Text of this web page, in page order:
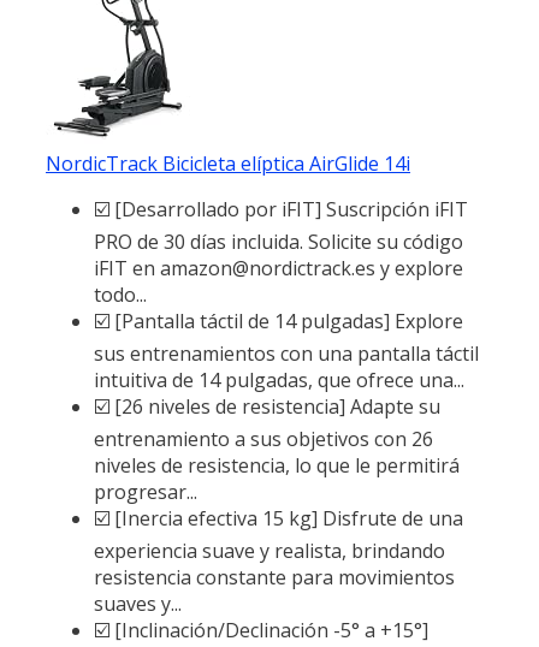
NordicTrack Bicicleta elíptica AirGlide 14i
☑️ [Desarrollado por iFIT] Suscripción iFIT
PRO de 30 días incluida. Solicite su código
iFIT en amazon@nordictrack.es y explore
todo...
☑️ [Pantalla táctil de 14 pulgadas] Explore
sus entrenamientos con una pantalla táctil
intuitiva de 14 pulgadas, que ofrece una...
☑️ [26 niveles de resistencia] Adapte su
entrenamiento a sus objetivos con 26
niveles de resistencia, lo que le permitirá
progresar...
☑️ [Inercia efectiva 15 kg] Disfrute de una
experiencia suave y realista, brindando
resistencia constante para movimientos
suaves y...
☑️ [Inclinación/Declinación -5° a +15°]